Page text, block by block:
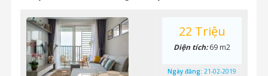
22 Triệu
Diện tích:69 m2
Ngày đăng: 21-02-2019